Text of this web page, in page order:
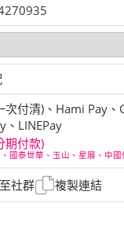
次付清)、Hami Pay、
、LINEPay
期付款)
國泰世華、玉山、星展、中國
社群 複製連結